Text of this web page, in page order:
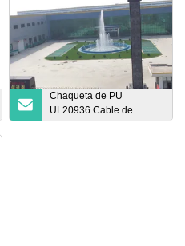
Chaqueta de PU
UL20936 Cable de
chaqueta de PU con